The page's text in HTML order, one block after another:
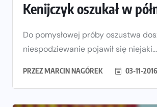
Kenijczyk oszukał w
Do pomysłowej próby oszustwa
niespodziewanie pojawił się niejaki...
PRZEZMARCIN NAGÓREK 03-11-2016